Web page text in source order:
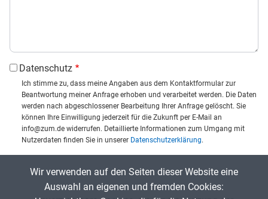
Datenschutz
Ich stimme zu, dass meine Angaben aus dem Kontaktformular zur
Beantwortung meiner Anfrage erhoben und verarbeitet werden. Die Daten
werden nach abgeschlossener Bearbeitung Ihrer Anfrage gelöscht. Sie
können Ihre Einwilligung jederzeit für die Zukunft per E-Mail an
info@zum.de widerrufen. Detaillierte Informationen zum Umgang mit
Nutzerdaten finden Sie in unserer Datenschutzerklärung.
Captcha eingeben:
Wir verwenden auf den Seiten dieser Website eine
Auswahl an eigenen und fremden Cookies: